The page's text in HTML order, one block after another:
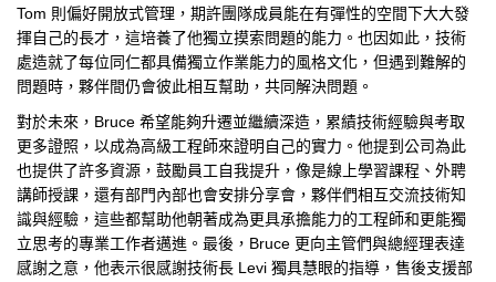
Tom 則偏好開放式管理，期許團隊成員能在有彈性的空間下大大發
揮自己的長才，這培養了他獨立摸索問題的能力。也因如此，技術
處造就了每位同仁都具備獨立作業能力的風格文化，但遇到難解的
問題時，夥伴間仍會彼此相互幫助，共同解決問題。
對於未來，Bruce 希望能夠升遷並繼續深造，累績技術經驗與考取
更多證照，以成為高級工程師來證明自己的實力。他提到公司為此
也提供了許多資源，鼓勵員工自我提升，像是線上學習課程、外聘
講師授課，還有部門內部也會安排分享會，夥伴們相互交流技術知
識與經驗，這些都幫助他朝著成為更具承擔能力的工程師和更能獨
立思考的專業工作者邁進。最後，Bruce 更向主管們與總經理表達
感謝之意，他表示很感謝技術長 Levi 獨具慧眼的指導，售後支援部